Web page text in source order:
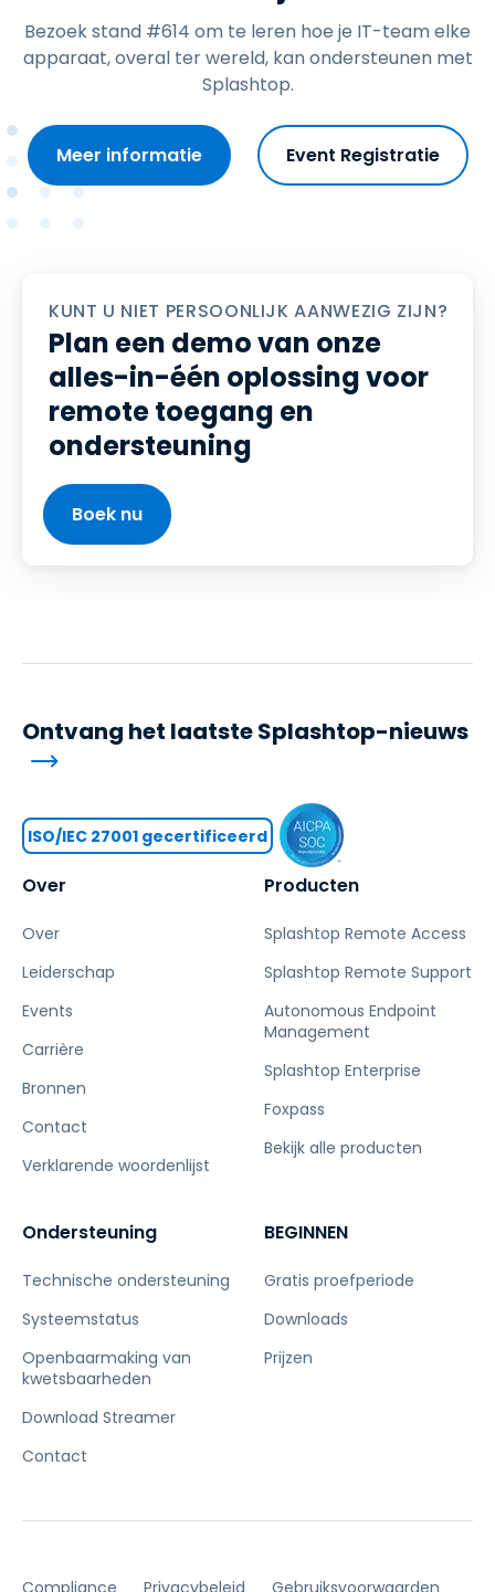
Bezoek stand #614 om te leren hoe je IT-team elke
apparaat, overal ter wereld, kan ondersteunen met
Splashtop.
Meer informatie Event Registratie
KUNT U NIET PERSOONLIJK AANWEZIG ZIJN?
Plan een demo van onze
alles-in-één oplossing voor
remote toegang en
ondersteuning
Boek nu
Over
Over
Leiderschap
Events
Carrière
Bronnen
Contact
Verklarende woordenlijst
Producten
Splashtop Remote Access
Splashtop Remote Support
Autonomous Endpoint
Management
Splashtop Enterprise
Foxpass
Bekijk alle producten
Ondersteuning
Technische ondersteuning
Systeemstatus
Openbaarmaking van
kwetsbaarheden
Download Streamer
Contact
BEGINNEN
Gratis proefperiode
Downloads
Prijzen
Ontvang het laatste Splashtop-nieuws
ISO/IEC 27001 gecertificeerd
Compliance Privacybeleid Gebruiksvoorwaarden